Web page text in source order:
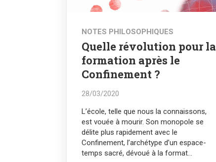
NOTES PHILOSOPHIQUES
Quelle révolution pour la
formation après le
Confinement ?
28/03/2020
L’école, telle que nous la connaissons,
est vouée à mourir. Son monopole se
délite plus rapidement avec le
Confinement, l’archétype d’un espace-
temps sacré, dévoué à la format...